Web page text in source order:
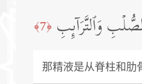
وَٱلتَّرَاۤىِٕبِ ﴿7﴾
那精液是从脊柱和肋